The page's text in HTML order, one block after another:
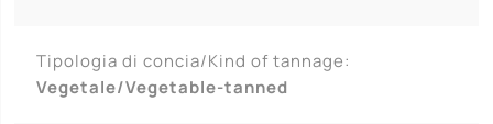
Tipologia di concia/Kind of tannage:
Vegetale/Vegetable-tanned